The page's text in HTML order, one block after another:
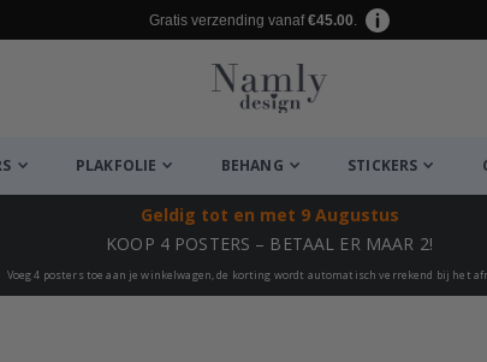
Gratis verzending vanaf€45.00.
PLAKFOLIE BEHANG STICKERS
Geldig tot en met 9 Augustus
KOOP 4 POSTERS – BETAAL ER MAAR 2!
Voeg 4 posters toe aan je winkelwagen, de korting wordt automatisch verrekend bij het